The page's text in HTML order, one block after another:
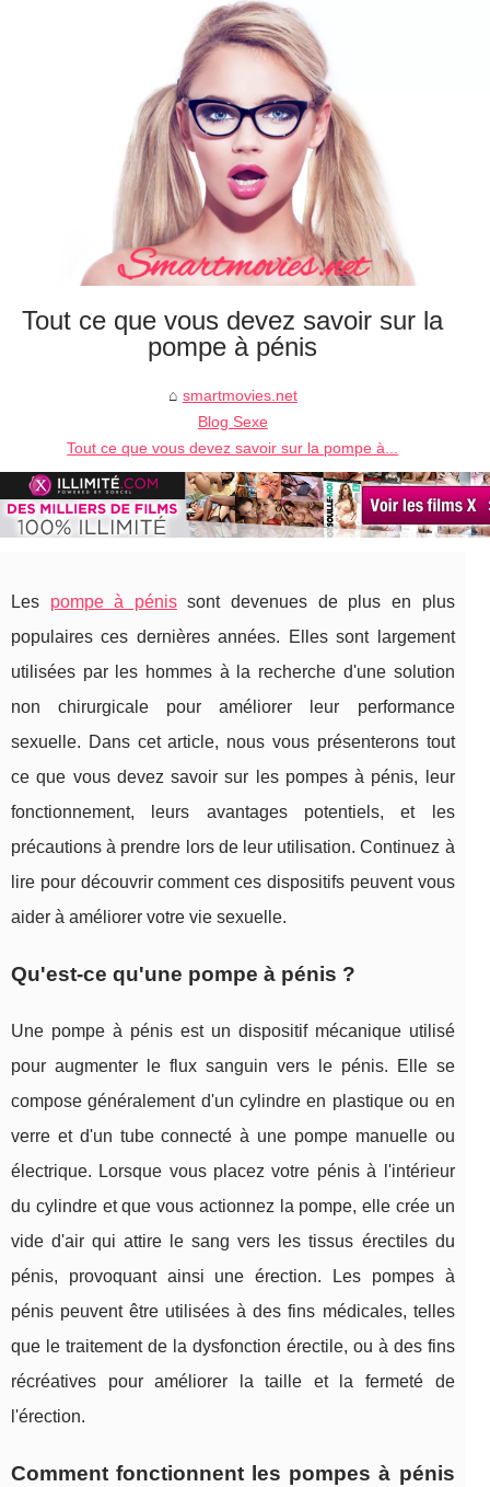
Tout ce que vous devez savoir sur la
pompe à pénis
smartmovies.net
Blog Sexe
Tout ce que vous devez savoir sur la pompe à...
Les pompe à pénissont devenues de plus en plus
populaires ces dernières années. Elles sont largement
utilisées par les hommes à la recherche d'une solution
non chirurgicale pour améliorer leur performance
sexuelle. Dans cet article, nous vous présenterons tout
ce que vous devez savoir sur les pompes à pénis, leur
fonctionnement, leurs avantages potentiels, et les
précautions à prendre lors de leur utilisation. Continuez à
lire pour découvrir comment ces dispositifs peuvent vous
aider à améliorer votre vie sexuelle.
Qu'est-ce qu'une pompe à pénis ?
Une pompe à pénis est un dispositif mécanique utilisé
pour augmenter le flux sanguin vers le pénis. Elle se
compose généralement d'un cylindre en plastique ou en
verre et d'un tube connecté à une pompe manuelle ou
électrique. Lorsque vous placez votre pénis à l'intérieur
du cylindre et que vous actionnez la pompe, elle crée un
vide d'air qui attire le sang vers les tissus érectiles du
pénis, provoquant ainsi une érection. Les pompes à
pénis peuvent être utilisées à des fins médicales, telles
que le traitement de la dysfonction érectile, ou à des fins
récréatives pour améliorer la taille et la fermeté de
l'érection.
Comment fonctionnent les pompes à pénis